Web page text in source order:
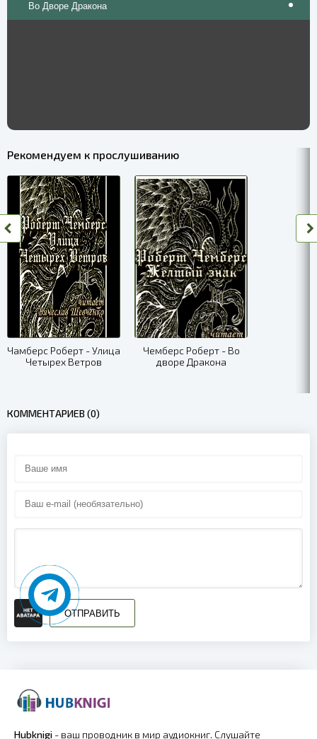
Во Дворе Дракона
Рекомендуем к прослушиванию
Чамберс Роберт - Улица
Четырех Ветров
Чемберс Роберт - Во
дворе Дракона
КОММЕНТАРИЕВ (0)
ОТПРАВИТЬ
Hubknigi - ваш проводник в мир аудиокниг. Слушайте